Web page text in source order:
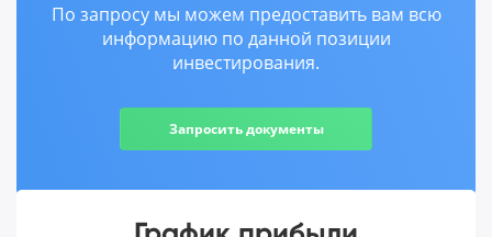
По запросу мы можем предоставить вам всю
информацию по данной позиции
инвестирования.
Запросить документы